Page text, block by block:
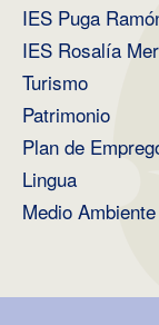
IES Puga
IES Rosalía
Turismo
Patrimonio
Plan de
Lingua
Medio Ambiente